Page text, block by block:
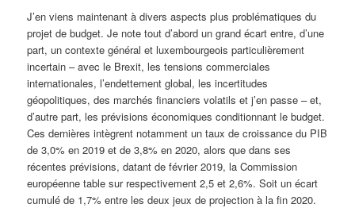
J’en viens maintenant à divers aspects plus problématiques du
projet de budget. Je note tout d’abord un grand écart entre, d’une
part, un contexte général et luxembourgeois particulièrement
incertain – avec le Brexit, les tensions commerciales
internationales, l’endettement global, les incertitudes
géopolitiques, des marchés financiers volatils et j’en passe – et,
d’autre part, les prévisions économiques conditionnant le budget.
Ces dernières intègrent notamment un taux de croissance du PIB
de 3,0% en 2019 et de 3,8% en 2020, alors que dans ses
récentes prévisions, datant de février 2019, la Commission
européenne table sur respectivement 2,5 et 2,6%. Soit un écart
cumulé de 1,7% entre les deux jeux de projection à la fin 2020.